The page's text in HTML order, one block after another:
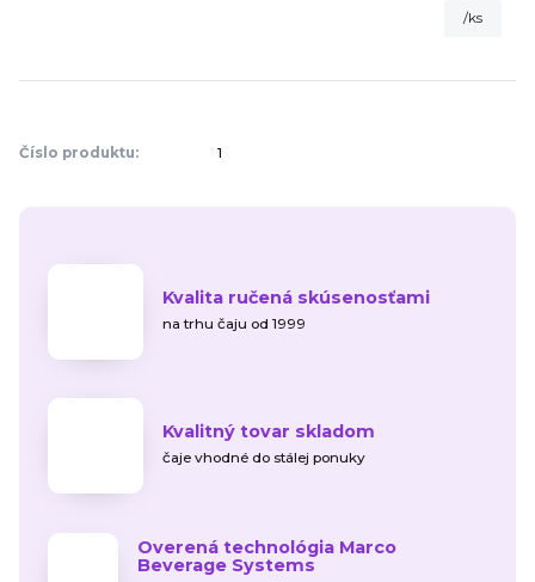
/ks
Číslo produktu: 1
Kvalita ručená skúsenosťami
na trhu čaju od 1999
Kvalitný tovar skladom
čaje vhodné do stálej ponuky
Overená technológia Marco
Beverage Systems